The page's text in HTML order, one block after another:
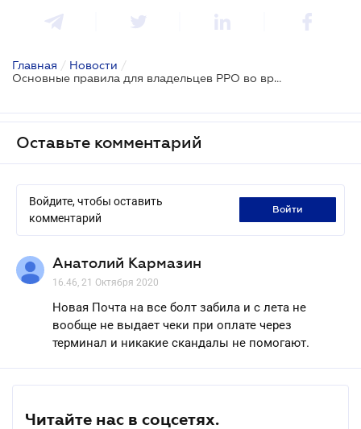
Главная / Новости /
Основные правила для владельцев РРО во время осуществления расчетов с покупателями
Оставьте комментарий
Войдите, чтобы оставить
комментарий
войти
Анатолий Кармазин
16.46, 21 Октября 2020
Новая Почта на все болт забила и с лета не
вообще не выдает чеки при оплате через
терминал и никакие скандалы не помогают.
Читайте нас в соцсетях.